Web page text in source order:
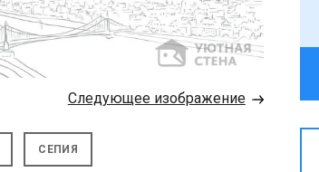
Следующее изображение →
СЕПИЯ